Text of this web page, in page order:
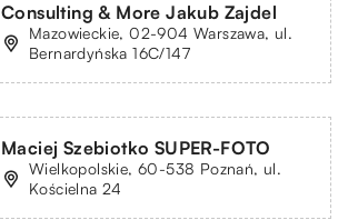
Consulting & More Jakub Zajdel
Mazowieckie, 02-904 Warszawa, ul.
Bernardyńska 16C/147
Maciej Szebiotko SUPER-FOTO
Wielkopolskie, 60-538 Poznań, ul.
Kościelna 24